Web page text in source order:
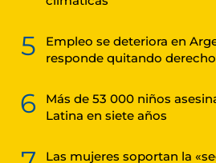
5
Empleo se deteriora en
responde quitando
6
Más de 53 000 niños
Latina en siete años
Las mujeres soportan la